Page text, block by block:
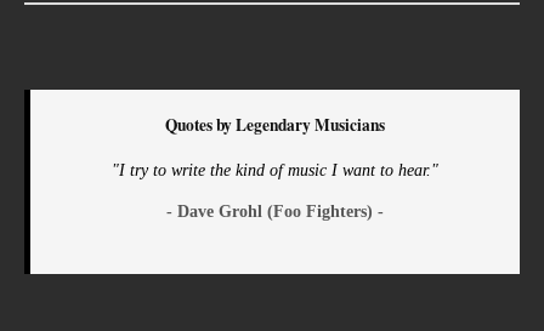
Quotes by Legendary Musicians
"I try to write the kind of music I want to hear."
- Dave Grohl (Foo Fighters) -